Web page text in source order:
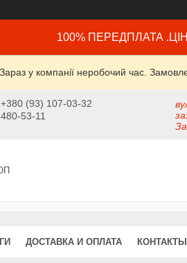
100% ПЕРЕДПЛАТА
Зараз у компанії неробочий час.
+380 (93) 107-03-32
53-11
ДОСТАВКА И ОПЛАТА КОНТАКТЫ